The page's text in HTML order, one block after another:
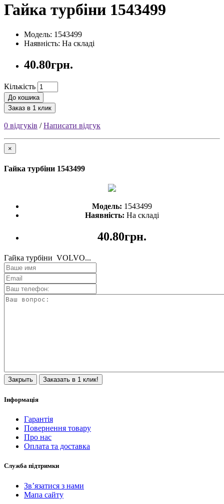
Гайка турбіни 1543499
Модель: 1543499
Наявність: На складі
40.80грн.
Кількість
До кошика
Заказ в 1 клик
0 відгуків /Написати відгук
×
Гайка турбіни 1543499
Модель: 1543499
Наявність: На складі
40.80грн.
Гайка турбіни VOLVO...
Закрыть Заказать в 1 клик!
Інформація
Гарантія
Повернення товару
Про нас
Оплата та доставка
Служба підтримки
Зв’язатися з нами
Мапа сайту